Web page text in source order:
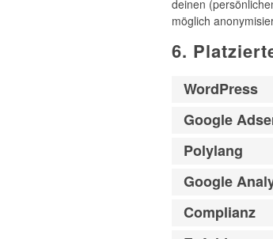
deinen
möglich
6.
WordPress
Google
Polylang
Google
Complianz